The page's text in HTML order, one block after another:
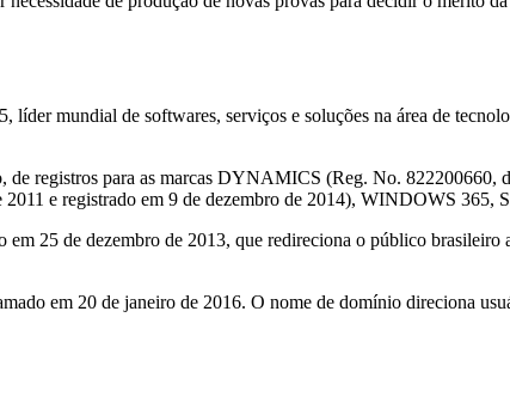
mundial de softwares, serviços e soluções na área de
registros para as marcas DYNAMICS (Reg. No. 822200660,
e registrado em 9 de dezembro de 2014), WINDOWS
25 de dezembro de 2013, que redireciona o público brasileiro
em 20 de janeiro de 2016. O nome de domínio direciona